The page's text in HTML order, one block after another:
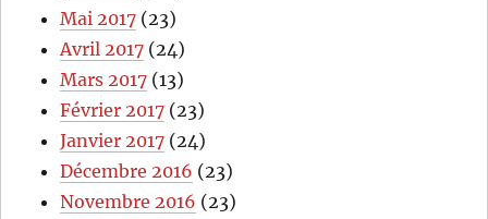
Mai 2017 (23)
Avril 2017 (24)
Mars 2017 (13)
Février 2017 (23)
Janvier 2017 (24)
Décembre 2016 (23)
Novembre 2016 (23)